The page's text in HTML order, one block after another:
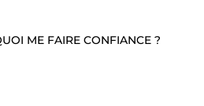
ME FAIRE CONFIANCE ?